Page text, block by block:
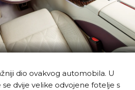
dio ovakvog automobila. U
dvije velike odvojene fotelje s